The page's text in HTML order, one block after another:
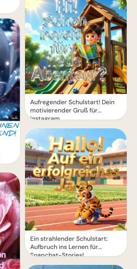
Aufregender Schulstart! Dein
motivierender Gruß für
Instagram
Ein strahlender Schulstart:
Aufbruch ins Lernen für
Snapchat-Stories!